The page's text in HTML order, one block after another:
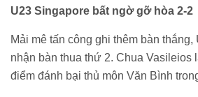
U23 Singapore bất ngờ gỡ hòa 2-2
Mải mê tấn công ghi thêm bàn
nhận bàn thua thứ 2. Chua
điểm đánh bại thủ môn Văn Bình